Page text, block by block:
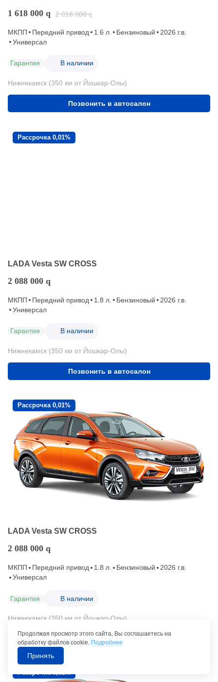
1 618 000 q 2 018 000 q
МКПП Передний привод 1.6 л. Бензиновый
2026 г.в.
Универсал
Гарантия В наличии
Нижнекамск (350 км от Йошкар-Олы)
Позвонить в автосалон
Рассрочка 0,01%
LADA Vesta SW CROSS
2 088 000 q
МКПП Передний привод 1.8 л. Бензиновый
2026 г.в.
Универсал
Гарантия В наличии
Нижнекамск (350 км от Йошкар-Олы)
Позвонить в автосалон
Рассрочка 0,01%
LADA Vesta SW CROSS
2 088 000 q
МКПП Передний привод 1.8 л. Бензиновый
2026 г.в.
Универсал
Гарантия В наличии
Нижнекамск (350 км от Йошкар-Олы)
Позвонить в автосалон
Рассрочка 0,01%
Продолжая просмотр этого сайта, Вы соглашаетесь на
обработку файлов cookie. Подробнее
Принять